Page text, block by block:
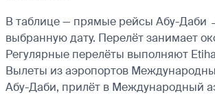
В таблице — прямые рейсы Абу-
выбранную дату. Перелёт занимает
Регулярные перелёты выполняют
Вылеты из аэропортов
Абу-Даби, прилёт в Международный